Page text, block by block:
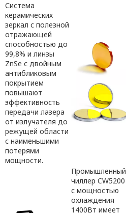
Система
керамических
зеркал с полезной
отражающей
способностью до
99,8% и линзы
ZnSe с двойным
антибликовым
покрытием
повышают
эффективность
передачи лазера
от излучателя до
режущей области
с наименьшими
потерями
мощности.
Промышленный
чиллер CW5200
с мощностью
охлаждения
1400Вт имеет